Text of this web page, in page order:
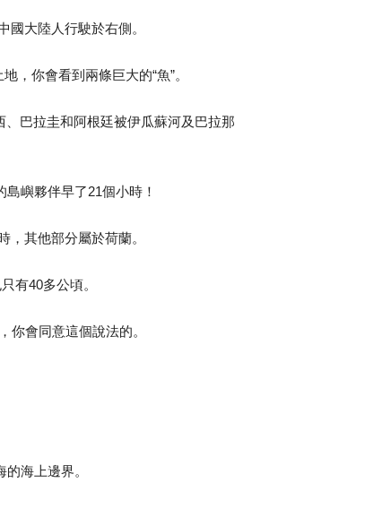
大陸人行駛於右側。
，你會看到兩條巨大的“魚”。
巴拉圭和阿根廷被伊瓜蘇河及巴拉那
嶼夥伴早了21個小時！
其他部分屬於荷蘭。
有40多公頃。
會同意這個說法的。
海上邊界。